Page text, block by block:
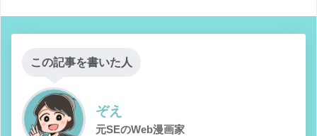
この記事を書いた人
ぞえ
元SEのWeb漫画家